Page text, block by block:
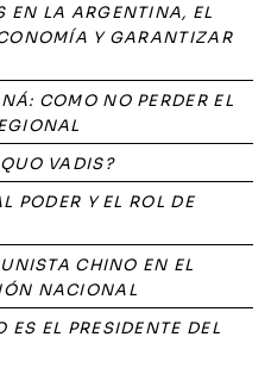
EN LA ARGENTINA, EL
Y GARANTIZAR
COMO NO PERDER EL
VADIS?
PODER Y EL ROL DE
CHINO EN EL
NACIONAL
ES EL PRESIDENTE DEL